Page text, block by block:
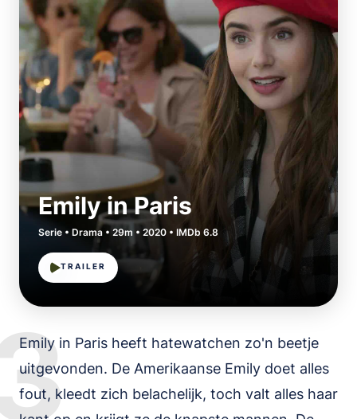
Emily in Paris
Serie • Drama • 29m • 2020 • IMDb 6.8
TRAILER
Emily in Paris heeft hatewatchen zo'n beetje
uitgevonden. De Amerikaanse Emily doet alles
fout, kleedt zich belachelijk, toch valt alles haar